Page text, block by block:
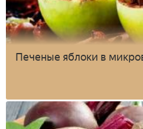
Печеные яблоки в